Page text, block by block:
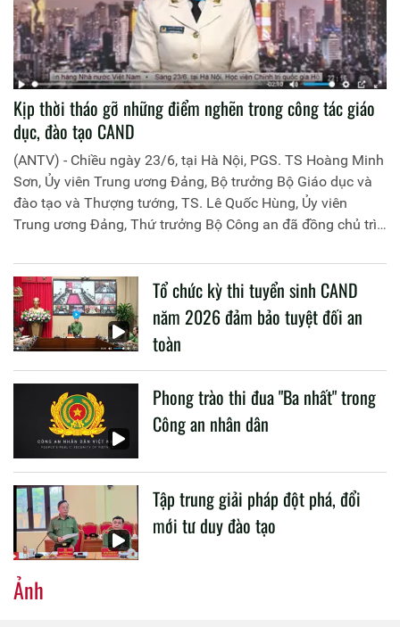
Kịp thời tháo gỡ những điểm nghẽn trong công tác giáo
dục, đào tạo CAND
(ANTV) - Chiều ngày 23/6, tại Hà Nội, PGS. TS Hoàng Minh
Sơn, Ủy viên Trung ương Đảng, Bộ trưởng Bộ Giáo dục và
đào tạo và Thượng tướng, TS. Lê Quốc Hùng, Ủy viên
Trung ương Đảng, Thứ trưởng Bộ Công an đã đồng chủ trì
liên quan đến công tác giáo dục và đào tạo của lực lượng
CAND.
Tổ chức kỳ thi tuyển sinh CAND
năm 2026 đảm bảo tuyệt đối an
toàn
Phong trào thi đua "Ba nhất" trong
Công an nhân dân
Tập trung giải pháp đột phá, đổi
mới tư duy đào tạo
Ảnh